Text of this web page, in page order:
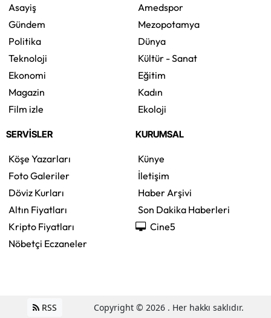
Asayiş
Gündem
Politika
Teknoloji
Ekonomi
Magazin
Film izle
Amedspor
Mezopotamya
Dünya
Kültür - Sanat
Eğitim
Kadın
Ekoloji
SERVİSLER
Köşe Yazarları
Foto Galeriler
Döviz Kurları
Altın Fiyatları
Kripto Fiyatları
Nöbetçi Eczaneler
KURUMSAL
Künye
İletişim
Haber Arşivi
Son Dakika Haberleri
Cine5
RSS Copyright © 2026 . Her hakkı saklıdır.